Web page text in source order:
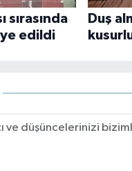
sırasında
edildi
Duş